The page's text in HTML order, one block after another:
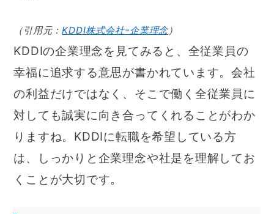
（引用元：KDDI株式会社ｰ企業理念）
KDDIの企業理念を見てみると、全従業員の
幸福に追求する意思が書かれています。会社
の利益だけではなく、そこで働く全従業員に
対しても誠実に向き合ってくれることがわか
りますね。KDDIに転職を希望している方
は、しっかりと企業理念や社是を理解してお
くことが大切です。